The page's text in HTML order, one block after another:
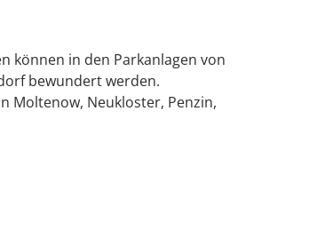
können in den Parkanlagen von
bewundert werden.
Moltenow, Neukloster, Penzin,